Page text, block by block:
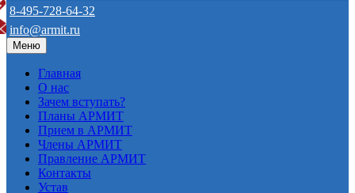
8-495-728-64-32
info@armit.ru
Меню
Главная
О нас
Зачем вступать?
Планы АРМИТ
Прием в АРМИТ
Члены АРМИТ
Правление АРМИТ
Контакты
Устав